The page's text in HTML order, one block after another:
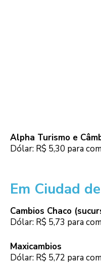
Alpha Turismo e
Dólar: R$ 5,30 para
Em Ciudad
Cambios Chaco
Dólar: R$ 5,73 para
Maxicambios
Dólar: R$ 5,72 para